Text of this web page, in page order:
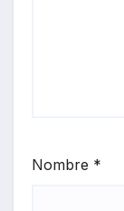
Nombre *